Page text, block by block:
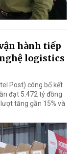
hành tiếp
logistics
Post) công bố kết
đạt 5.472 tỷ đồng
tăng gần 15% và